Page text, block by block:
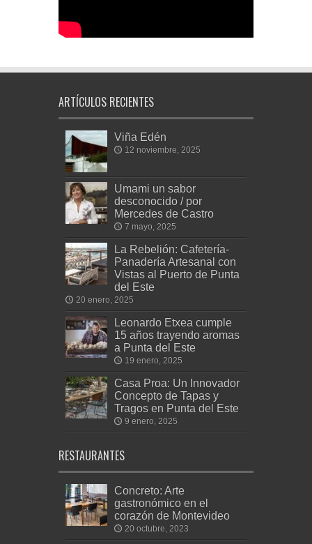
ARTÍCULOS RECIENTES
Viña Edén
12 noviembre, 2025
Umami un sabor
desconocido / por
Mercedes de Castro
7 mayo, 2025
La Rebelión: Cafetería-
Panadería Artesanal con
Vistas al Puerto de Punta
del Este
20 enero, 2025
Leonardo Etxea cumple
15 años trayendo aromas
a Punta del Este
19 enero, 2025
Casa Proa: Un Innovador
Concepto de Tapas y
Tragos en Punta del Este
9 enero, 2025
RESTAURANTES
Concreto: Arte
gastronómico en el
corazón de Montevideo
20 octubre, 2023